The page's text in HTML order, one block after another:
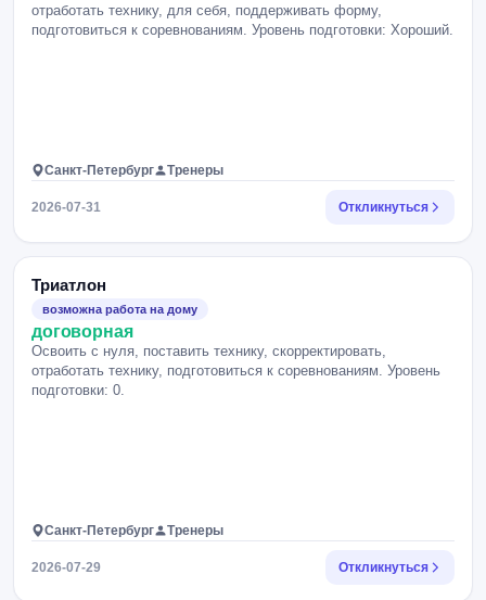
отработать технику, для себя, поддерживать форму,
подготовиться к соревнованиям. Уровень подготовки: Хороший.
Санкт-Петербург Тренеры
2026-07-31 Откликнуться
Триатлон
возможна работа на дому
договорная
Освоить с нуля, поставить технику, скорректировать,
отработать технику, подготовиться к соревнованиям. Уровень
подготовки: 0.
Санкт-Петербург Тренеры
2026-07-29 Откликнуться